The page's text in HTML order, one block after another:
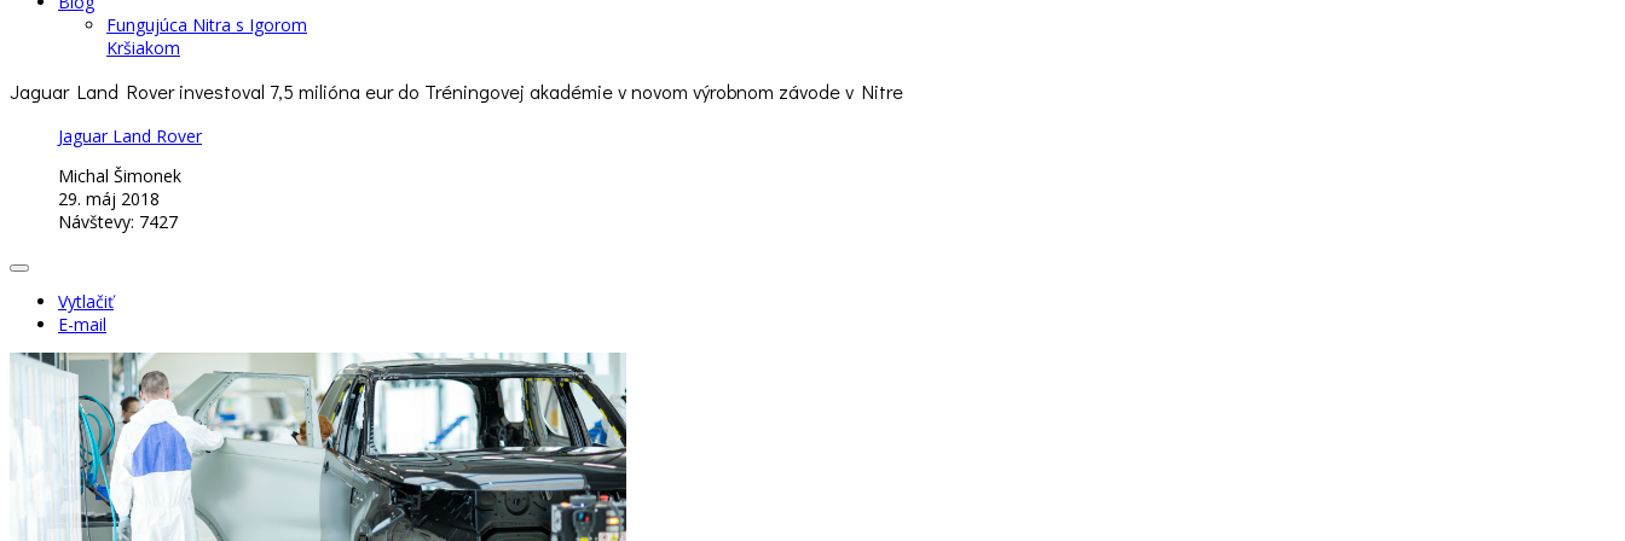
Fungujúca Nitra s Igorom
Kršiakom
Jaguar Land Rover investoval 7,5 milióna eur do Tréningovej akadémie v novom výrobnom závode v Nitre
Jaguar Land Rover
Michal Šimonek
29. máj 2018
Návštevy: 7427
Vytlačiť
E-mail